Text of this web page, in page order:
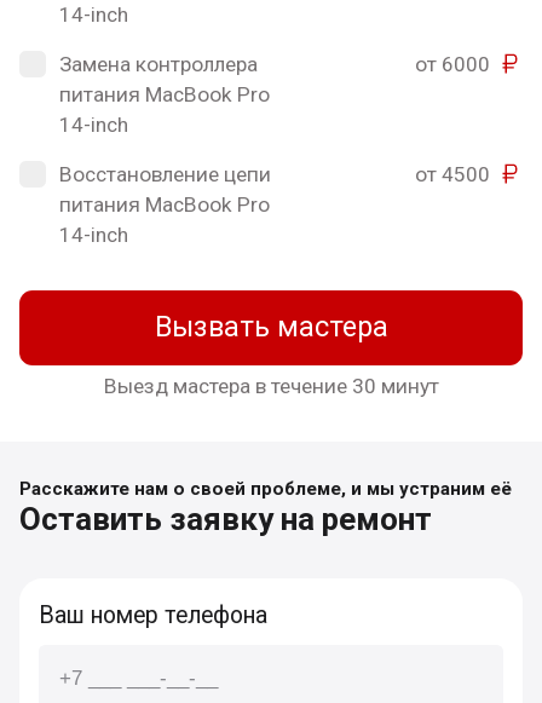
14-inch
Замена контроллера
питания MacBook Pro
14-inch
от 6000
Восстановление цепи
питания MacBook Pro
14-inch
от 4500
Вызвать мастера
Выезд мастера в течение 30 минут
Расскажите нам о своей проблеме, и мы устраним её
Оставить заявку на ремонт
Ваш номер телефона